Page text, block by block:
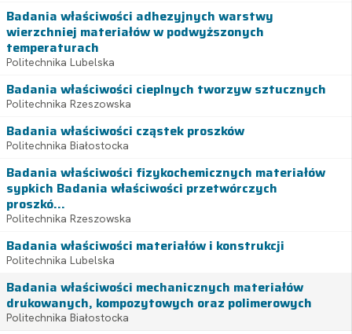
Badania właściwości adhezyjnych warstwy
wierzchniej materiałów w podwyższonych
temperaturach
Politechnika Lubelska
Badania właściwości cieplnych tworzyw sztucznych
Politechnika Rzeszowska
Badania właściwości cząstek proszków
Politechnika Białostocka
Badania właściwości fizykochemicznych materiałów
sypkich Badania właściwości przetwórczych
proszkó...
Politechnika Rzeszowska
Badania właściwości materiałów i konstrukcji
Politechnika Lubelska
Badania właściwości mechanicznych materiałów
drukowanych, kompozytowych oraz polimerowych
Politechnika Białostocka